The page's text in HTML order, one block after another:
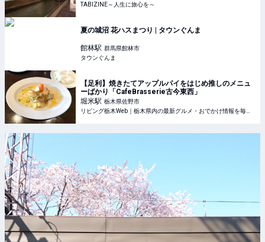
TABIZINE～人生に旅心を～
夏の城沼 花ハスまつり | タウンぐんま
館林駅 群馬県館林市
タウンぐんま
【足利】焼きたてアップルパイをはじめ推しのメニュ
ーばかり「CafeBrasserie古今東西」
堀米駅 栃木県佐野市